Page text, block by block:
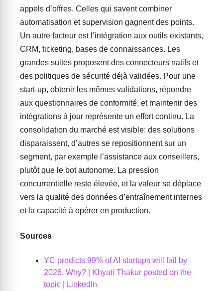
appels d’offres. Celles qui savent combiner
automatisation et supervision gagnent des points.
Un autre facteur est l’intégration aux outils existants,
CRM, ticketing, bases de connaissances. Les
grandes suites proposent des connecteurs natifs et
des politiques de sécurité déjà validées. Pour une
start-up, obtenir les mêmes validations, répondre
aux questionnaires de conformité, et maintenir des
intégrations à jour représente un effort continu. La
consolidation du marché est visible: des solutions
disparaissent, d’autres se repositionnent sur un
segment, par exemple l’assistance aux conseillers,
plutôt que le bot autonome. La pression
concurrentielle reste élevée, et la valeur se déplace
vers la qualité des données d’entraînement internes
et la capacité à opérer en production.
Sources
YC predicts 99% of AI startups will fail by
2026. Why? | Khyati Thakur posted on the
topic | LinkedIn